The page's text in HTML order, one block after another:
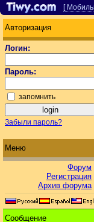
[
Авторизация
Логин:
Пароль:
запомнить
Забыли пароль?
Меню
Форум
Регистрация
Архив форума
Сообщение